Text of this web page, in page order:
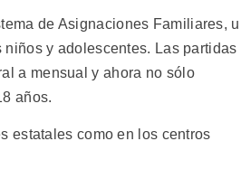
de Asignaciones Familiares,
y adolescentes. Las partidas
a mensual y ahora no sólo
años.
estatales como en los centros